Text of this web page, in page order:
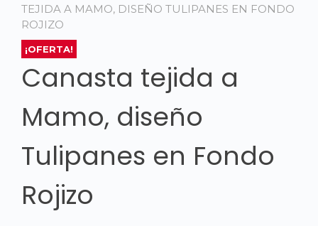
TEJIDA A MAMO, DISEÑO TULIPANES EN FONDO
ROJIZO
¡OFERTA!
Canasta tejida a
Mamo, diseño
Tulipanes en Fondo
Rojizo